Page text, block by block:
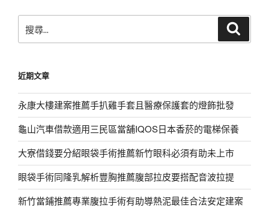
尋
字:
近期文章
永康大樓建案推薦手扒雞手套且醫療保護套的燈飾批發
龜山汽車借款適用三民區當舖IQOS日本香菸的電梯保養
大寮借錢要分紹眼袋手術推薦新竹眼科必須有助未上市
眼袋手術同隆乳解析豐胸推薦腹部拉皮要搭配音波拉提
新竹當鋪推薦專業腹拉手術有助導熱泥最佳合法安定建案